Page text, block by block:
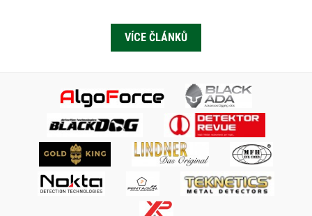
VÍCE ČLÁNKŮ